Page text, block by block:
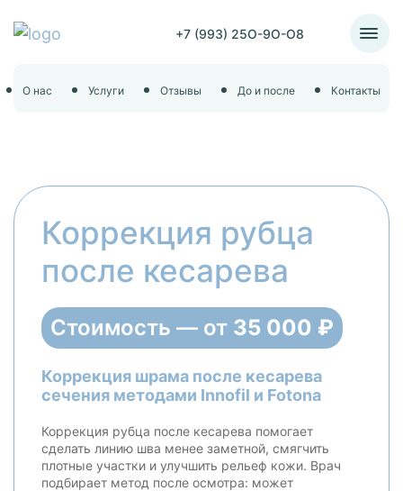
+7 (993) 25O-9O-O8
О нас Услуги Отзывы До и после Контакты
Коррекция рубца
после кесарева
Стоимость — от 35 000 ₽
Коррекция шрама после кесарева
сечения методами Innofil и Fotona
Коррекция рубца после кесарева помогает
сделать линию шва менее заметной, смягчить
плотные участки и улучшить рельеф кожи. Врач
подбирает метод после осмотра: может